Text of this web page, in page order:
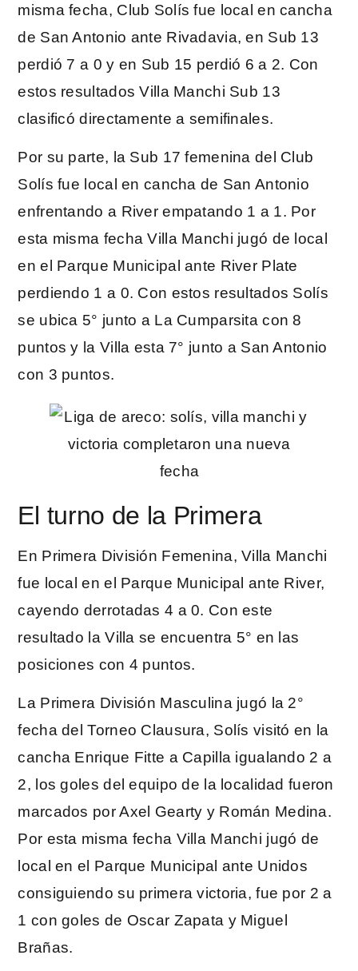
misma fecha, Club Solís fue local en cancha
de San Antonio ante Rivadavia, en Sub 13
perdió 7 a 0 y en Sub 15 perdió 6 a 2. Con
estos resultados Villa Manchi Sub 13
clasificó directamente a semifinales.
Por su parte, la Sub 17 femenina del Club
Solís fue local en cancha de San Antonio
enfrentando a River empatando 1 a 1. Por
esta misma fecha Villa Manchi jugó de local
en el Parque Municipal ante River Plate
perdiendo 1 a 0. Con estos resultados Solís
se ubica 5° junto a La Cumparsita con 8
puntos y la Villa esta 7° junto a San Antonio
con 3 puntos.
El turno de la Primera
En Primera División Femenina, Villa Manchi
fue local en el Parque Municipal ante River,
cayendo derrotadas 4 a 0. Con este
resultado la Villa se encuentra 5° en las
posiciones con 4 puntos.
La Primera División Masculina jugó la 2°
fecha del Torneo Clausura, Solís visitó en la
cancha Enrique Fitte a Capilla igualando 2 a
2, los goles del equipo de la localidad fueron
marcados por Axel Gearty y Román Medina.
Por esta misma fecha Villa Manchi jugó de
local en el Parque Municipal ante Unidos
consiguiendo su primera victoria, fue por 2 a
1 con goles de Oscar Zapata y Miguel
Brañas.